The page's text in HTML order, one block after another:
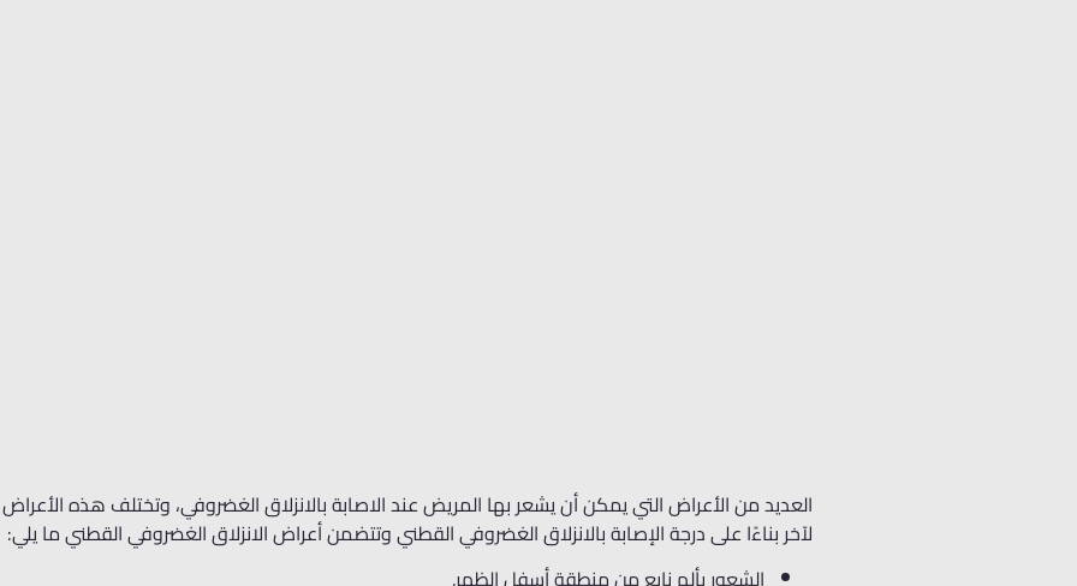
العديد من الأعراض التي يمكن أن يشعر بها المريض عند الاصابة بالانزلاق الغضروفي، وتختلف هذه
لآخر بناءًا على درجة الإصابة بالانزلاق الغضروفي القطني وتتضمن أعراض الانزلاق الغضروفي القطني ما يلي: